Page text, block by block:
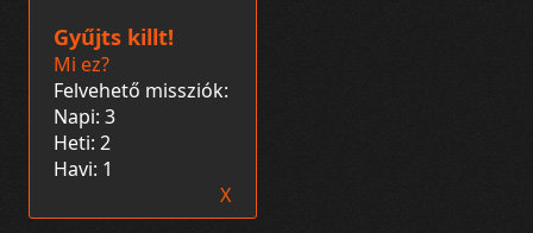
Gyűjts killt!
Mi ez?
Felvehető missziók:
Napi: 3
Heti: 2
Havi: 1
X